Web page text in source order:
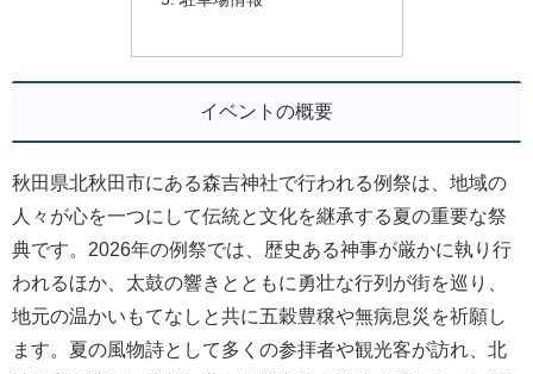
イベントの概要
秋田県北秋田市にある森吉神社で行われる例祭は、地域の
人々が心を一つにして伝統と文化を継承する夏の重要な祭
典です。2026年の例祭では、歴史ある神事が厳かに執り行
われるほか、太鼓の響きとともに勇壮な行列が街を巡り、
地元の温かいもてなしと共に五穀豊穣や無病息災を祈願し
ます。夏の風物詩として多くの参拝者や観光客が訪れ、北